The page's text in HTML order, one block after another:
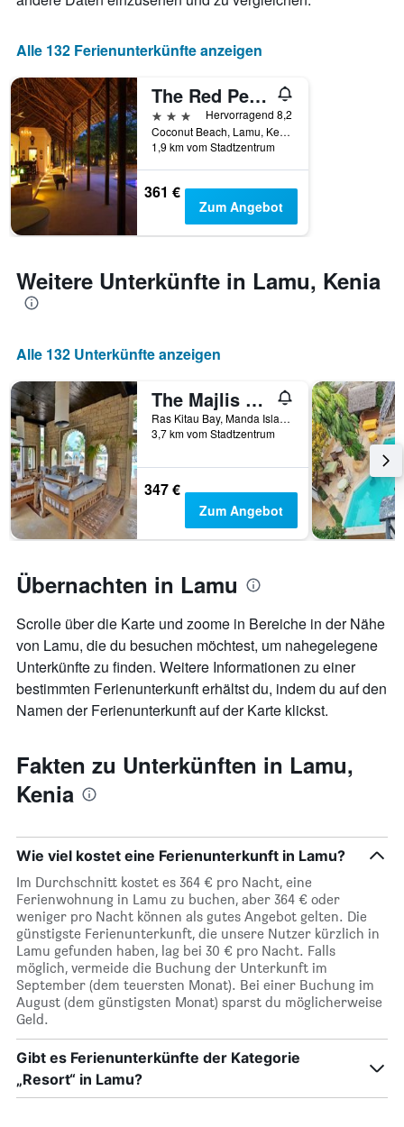
Alle 132 Ferienunterkünfte anzeigen
The Red Pepper House
3 Sterne
Hervorragend 8,2
Coconut Beach, Lamu, Kenia
1,9 km vom Stadtzentrum
361 €
Zum Angebot
Weitere Unterkünfte in Lamu, Kenia
Alle 132 Unterkünfte anzeigen
The Majlis Resort
Ras Kitau Bay, Manda Island, P.O. Box 5, Lamu, Kenia
3,7 km vom Stadtzentrum
347 €
Zum Angebot
Übernachten in Lamu
Scrolle über die Karte und zoome in Bereiche in der Nähe
von Lamu, die du besuchen möchtest, um nahegelegene
Unterkünfte zu finden. Weitere Informationen zu einer
bestimmten Ferienunterkunft erhältst du, indem du auf den
Namen der Ferienunterkunft auf der Karte klickst.
Fakten zu Unterkünften in Lamu,
Kenia
Wie viel kostet eine Ferienunterkunft in Lamu?
Im Durchschnitt kostet es 364 € pro Nacht, eine
Ferienwohnung in Lamu zu buchen, aber 364 € oder
weniger pro Nacht können als gutes Angebot gelten. Die
günstigste Ferienunterkunft, die unsere Nutzer kürzlich in
Lamu gefunden haben, lag bei 30 € pro Nacht. Falls
möglich, vermeide die Buchung der Unterkunft im
September (dem teuersten Monat). Bei einer Buchung im
August (dem günstigsten Monat) sparst du möglicherweise
Geld.
Gibt es Ferienunterkünfte der Kategorie
„Resort“ in Lamu?